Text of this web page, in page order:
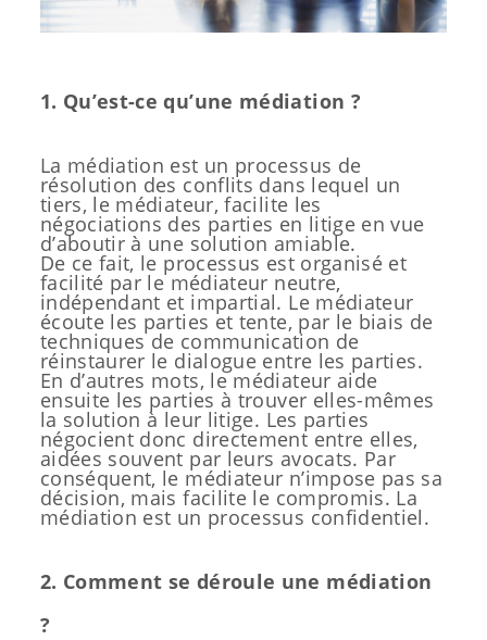
1. Qu’est-ce qu’une médiation ?
La médiation est un processus de
résolution des conflits dans lequel un
tiers, le médiateur, facilite les
négociations des parties en litige en vue
d’aboutir à une solution amiable.
De ce fait, le processus est organisé et
facilité par le médiateur neutre,
indépendant et impartial. Le médiateur
écoute les parties et tente, par le biais de
techniques de communication de
réinstaurer le dialogue entre les parties.
En d’autres mots, le médiateur aide
ensuite les parties à trouver elles-mêmes
la solution à leur litige. Les parties
négocient donc directement entre elles,
aidées souvent par leurs avocats. Par
conséquent, le médiateur n’impose pas sa
décision, mais facilite le compromis. La
médiation est un processus confidentiel.
2. Comment se déroule une médiation
?